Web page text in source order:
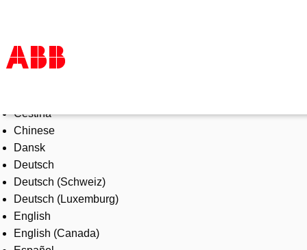
Products & Solutions
Industries
Services
About us
Where to buy
Contact us
Careers
Čeština
Chinese
Dansk
Deutsch
Deutsch (Schweiz)
Deutsch (Luxemburg)
English
English (Canada)